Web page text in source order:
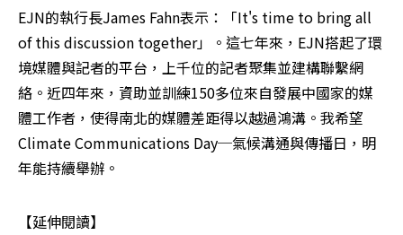
EJN的執行長James Fahn表示：「It's time to bring all
of this discussion together」。這七年來，EJN搭起了環
境媒體與記者的平台，上千位的記者聚集並建構聯繫網
絡。近四年來，資助並訓練150多位來自發展中國家的媒
體工作者，使得南北的媒體差距得以越過鴻溝。我希望
Climate Communications Day─氣候溝通與傳播日，明
年能持續舉辦。
【延伸閱讀】